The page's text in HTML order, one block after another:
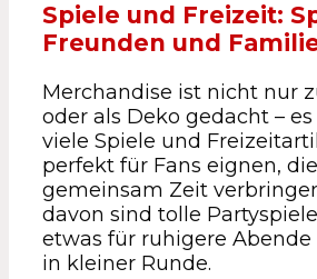
Spiele und Freizeit:
Freunden und
Merchandise ist nicht nur
oder als Deko gedacht –
viele Spiele und
perfekt für Fans eignen,
gemeinsam Zeit
davon sind tolle
etwas für ruhigere
in kleiner Runde.